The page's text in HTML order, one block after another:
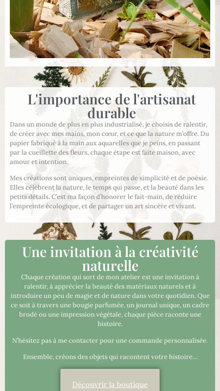
L'importance de l'artisanat
durable
Dans un monde de plus en plus industrialisé, je choisis de ralentir,
de créer avec mes mains, mon cœur, et ce que la nature m’offre. Du
papier fabriqué à la main aux aquarelles que je peins, en passant
par la cueillette des fleurs, chaque étape est faite maison, avec
amour et intention.
Mes créations sont uniques, empreintes de simplicité et de poésie.
Elles célèbrent la nature, le temps qui passe, et la beauté dans les
petits détails. C’est ma façon d’honorer le fait-main, de réduire
l’empreinte écologique, et de partager un art sincère et vivant.
Une invitation à la créativité
naturelle
Chaque création qui sort de mon atelier est une invitation à
ralentir, à apprécier la beauté des matériaux naturels et à
introduire un peu de magie et de nature dans votre quotidien. Que
ce soit à travers une bougie parfumée, un journal unique, un cadre
brodé ou une impression végétale, chaque pièce raconte une
histoire.
N’hésitez pas à me contacter pour une commande personnalisée.
Ensemble, créons des objets qui racontent votre histoire…
Découvrir la boutique